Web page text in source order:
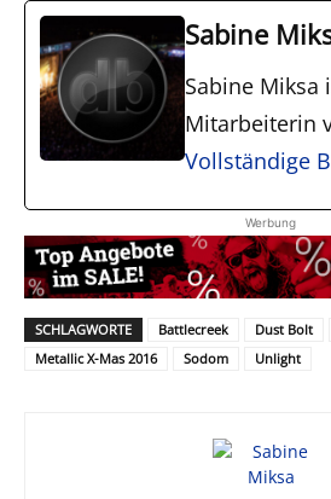
Sabine
Sabine Miksa
Mitarbeiterin
Vollständige
Werbung
SCHLAGWORTE Battlecreek Dust Bolt
Metallic X-Mas 2016
Sodom Unlight